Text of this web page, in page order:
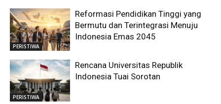
PERISTIWA
Reformasi Pendidikan Tinggi yang
Bermutu dan Terintegrasi Menuju
Indonesia Emas 2045
PERISTIWA
Rencana Universitas Republik
Indonesia Tuai Sorotan